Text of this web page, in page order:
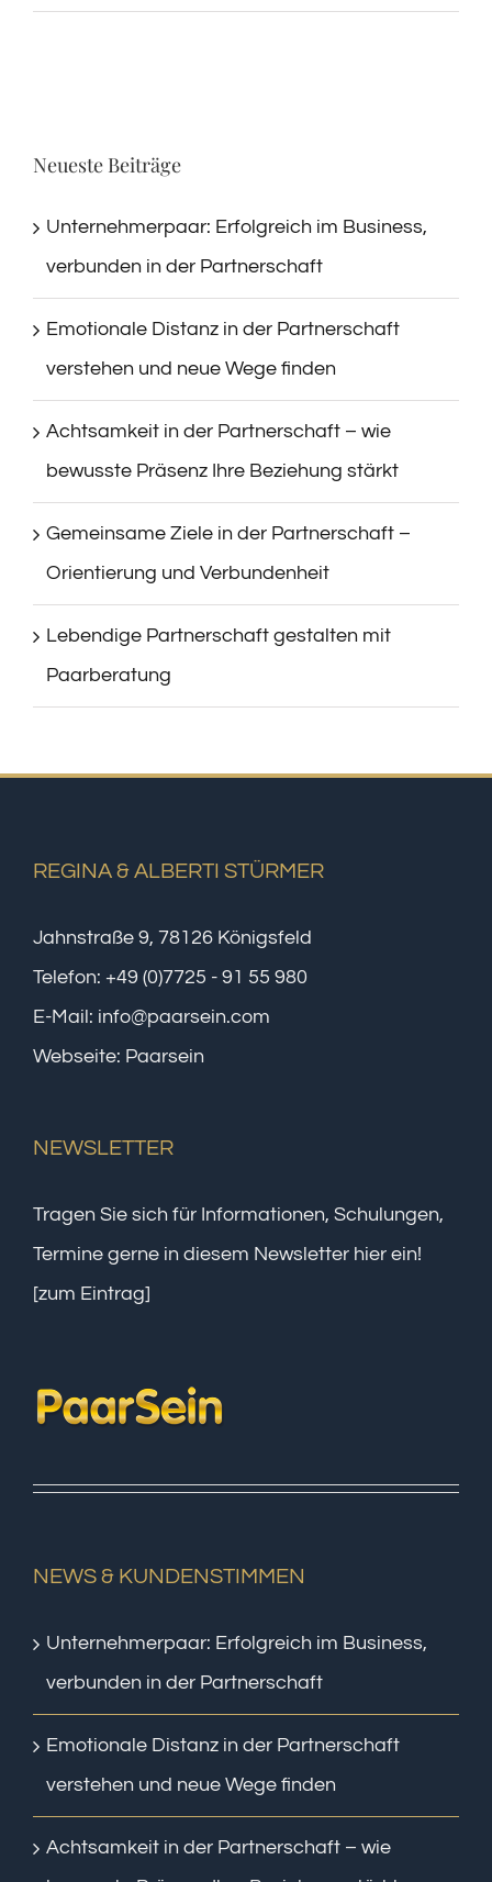
Neueste Beiträge
Unternehmerpaar: Erfolgreich im Business,
verbunden in der Partnerschaft
Emotionale Distanz in der Partnerschaft
verstehen und neue Wege finden
Achtsamkeit in der Partnerschaft – wie
bewusste Präsenz Ihre Beziehung stärkt
Gemeinsame Ziele in der Partnerschaft –
Orientierung und Verbundenheit
Lebendige Partnerschaft gestalten mit
Paarberatung
REGINA & ALBERTI STÜRMER
Jahnstraße 9, 78126 Königsfeld
Telefon: +49 (0)7725 - 91 55 980
E-Mail: info@paarsein.com
Webseite: Paarsein
NEWSLETTER
Tragen Sie sich für Informationen, Schulungen,
Termine gerne in diesem Newsletter hier ein!
[zum Eintrag]
NEWS & KUNDENSTIMMEN
Unternehmerpaar: Erfolgreich im Business,
verbunden in der Partnerschaft
Emotionale Distanz in der Partnerschaft
verstehen und neue Wege finden
Achtsamkeit in der Partnerschaft – wie